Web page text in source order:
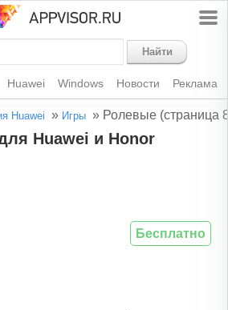
Найти
Huawei Windows Новости Реклама
Huawei » Игры » Ролевые (страница
Huawei и Honor
Бесплатно